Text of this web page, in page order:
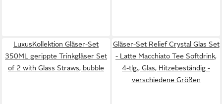
LuxusKollektion Gläser-Set
350ML gerippte Trinkgläser Set
of 2 with Glass Straws, bubble
Gläser-Set Relief Crystal Glas Set
- Latte Macchiato Tee Softdrink,
4-tlg., Glas, Hitzebeständig -
verschiedene Größen